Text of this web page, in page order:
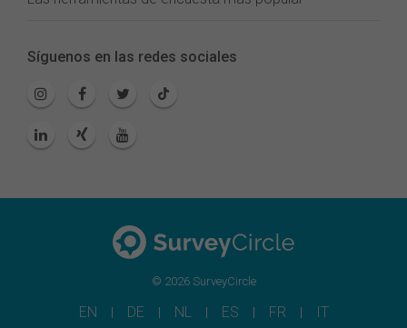
Síguenos en las redes sociales
© 2026 SurveyCircle
EN DE NL ES FR IT